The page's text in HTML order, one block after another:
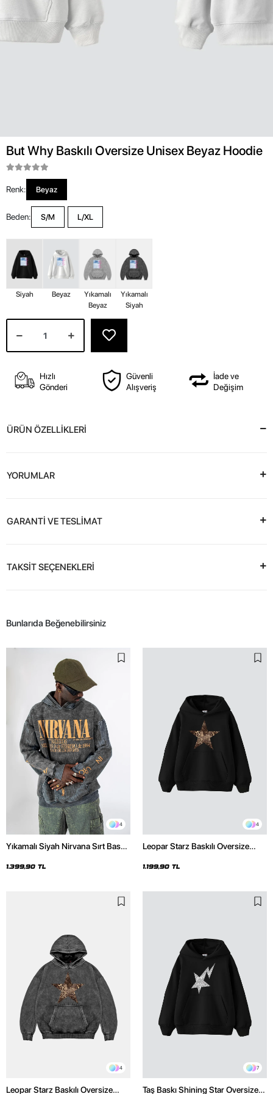
But Why Baskılı Oversize Unisex Beyaz Hoodie
Renk: Beyaz
Beden: S/M L/XL
Siyah Beyaz
Yıkamalı
Beyaz
Yıkamalı
Siyah
Hızlı
Gönderi
Güvenli
Alışveriş
İade ve
Değişim
ÜRÜN ÖZELLİKLERİ
YORUMLAR
GARANTİ VE TESLİMAT
TAKSİT SEÇENEKLERİ
Bunlarıda Beğenebilirsiniz
4
Yıkamalı Siyah Nirvana Sırt Baskılı
1.399,90 TL
4
Leopar Starz Baskılı Oversize
1.199,90 TL
4
Leopar Starz Baskılı Oversize
7
Taş Baskı Shining Star Oversize